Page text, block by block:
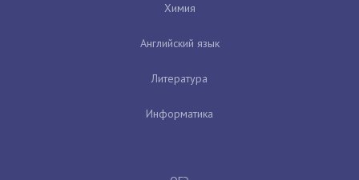
Химия
Английский язык
Литература
Информатика